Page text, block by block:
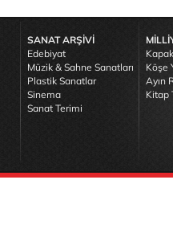
SANAT ARŞİVİ
Edebiyat
Müzik & Sahne Sanatları
Plastik Sanatlar
Sinema
Sanat Terimi
Köşe
Ayın
Kitap